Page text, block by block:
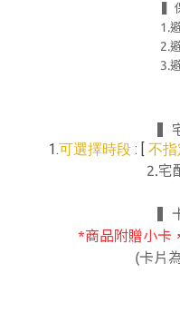
▍
1.
2.
3.
▍
1.可選擇時段 : [ 不指
2.宅
▍
*商品附贈小卡
(卡片